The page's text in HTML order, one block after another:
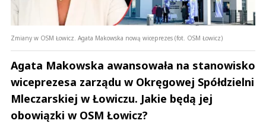
Zmiany w OSM Łowicz. Agata Makowska nową wiceprezes (fot. OSM Łowicz)
Agata Makowska awansowała na stanowisko
wiceprezesa zarządu w Okręgowej Spółdzielni
Mleczarskiej w Łowiczu. Jakie będą jej
obowiązki w OSM Łowicz?